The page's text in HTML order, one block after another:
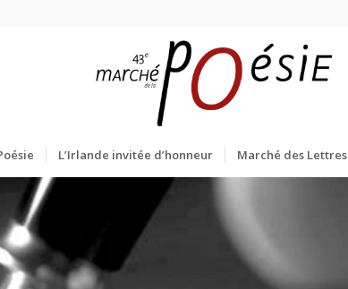
L’Irlande invitée d’honneur Marché des Lettres